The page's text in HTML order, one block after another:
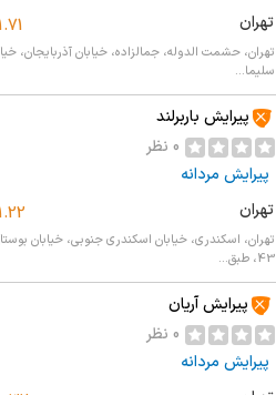
تهران
1.71
تهران، حشمت الدوله، جمالزاده، خیابان آذربایجان،
سلیما...
پیرایش باربرلند
0 نظر
پیرایش مردانه
تهران
1.22
تهران، اسکندری، خیابان اسکندری جنوبی، خیابان
43، طبق...
پیرایش آریان
0 نظر
پیرایش مردانه